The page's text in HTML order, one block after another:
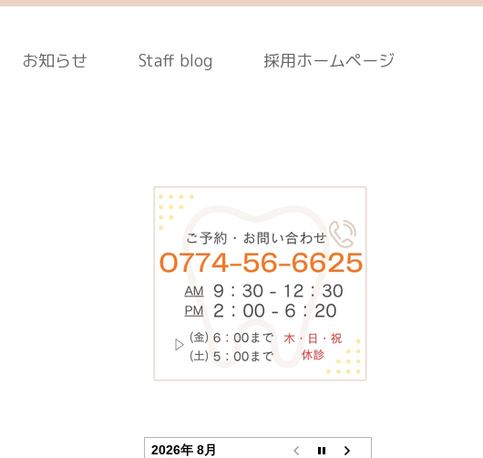
お知らせ Staff blog 採用ホームページ
2026年 8月